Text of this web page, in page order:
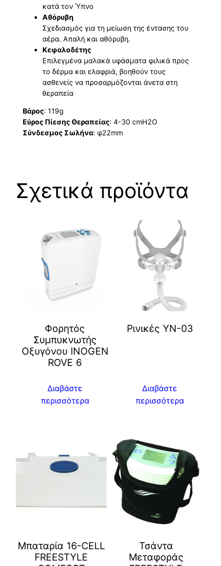
κατά τον Ύπνο
Αθόρυβη
Σχεδιασμός για τη μείωση της έντασης του
αέρα. Απαλή και αθόρυβη.
Κεφαλοδέτης
Επιλεγμένα μαλακά υφάσματα φιλικά προς
το δέρμα και ελαφριά, βοηθούν τους
ασθενείς να προσαρμόζονται άνετα στη
θεραπεία
Βάρος: 119g
Εύρος Πίεσης Θεραπείας: 4-30 cmH2Ο
Σύνδεσμος Σωλήνα: φ22mm
Σχετικά προϊόντα
Φορητός
Συμπυκνωτής
Οξυγόνου INOGEN
ROVE 6
Διαβάστε
περισσότερα
Ρινικές YN-03
Διαβάστε
περισσότερα
Μπαταρία 16-CELL
FREESTYLE
Τσάντα
Μεταφοράς